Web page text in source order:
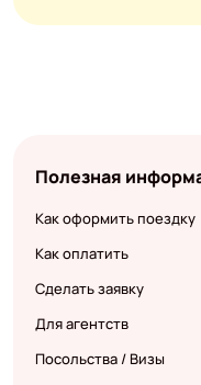
Полезная
Как оформить поездку
Как оплатить
Сделать заявку
Для агентств
Посольства / Визы